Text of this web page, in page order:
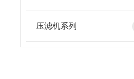
压滤机系列